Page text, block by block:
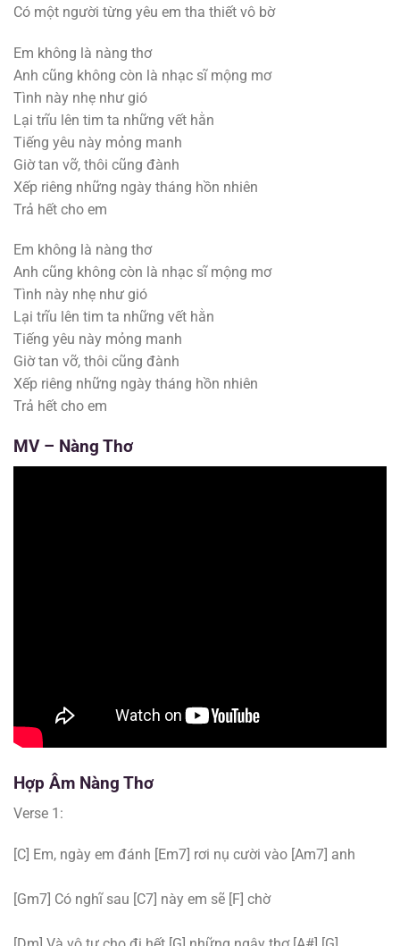
Có một người từng yêu em tha thiết vô bờ
Em không là nàng thơ
Anh cũng không còn là nhạc sĩ mộng mơ
Tình này nhẹ như gió
Lại trĩu lên tim ta những vết hằn
Tiếng yêu này mỏng manh
Giờ tan vỡ, thôi cũng đành
Xếp riêng những ngày tháng hồn nhiên
Trả hết cho em
Em không là nàng thơ
Anh cũng không còn là nhạc sĩ mộng mơ
Tình này nhẹ như gió
Lại trĩu lên tim ta những vết hằn
Tiếng yêu này mỏng manh
Giờ tan vỡ, thôi cũng đành
Xếp riêng những ngày tháng hồn nhiên
Trả hết cho em
MV – Nàng Thơ
Hợp Âm Nàng Thơ
Verse 1:
[C] Em, ngày em đánh [Em7] rơi nụ cười vào [Am7] anh
[Gm7] Có nghĩ sau [C7] này em sẽ [F] chờ